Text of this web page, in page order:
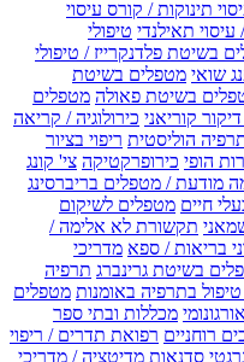
תינוקות / קורס עיסוי
תאילנדי טיפולי
בשיטת פלדנקרייז / טיפולי
שואי מטפלים בשיטת
בשיטת פאולה מטפלים
קוריאני כירולוגיה / קריאה
הוליסטית ריפוי בציור
הופי כירופרקטיקה צי' קונג
מודעת / מטפלים בריברסינג
חיים מטפלים לשיקום
תקשורת לא אלימה /
בריאות / ספא מדריכי
בשיטת גרינברג תרפיה
בתרפיה באומנות מטפלים
מכללות ובתי ספר
רוחניים רפואת תדרים / ריפוי
סדנאות מדיטציה / מדריכי